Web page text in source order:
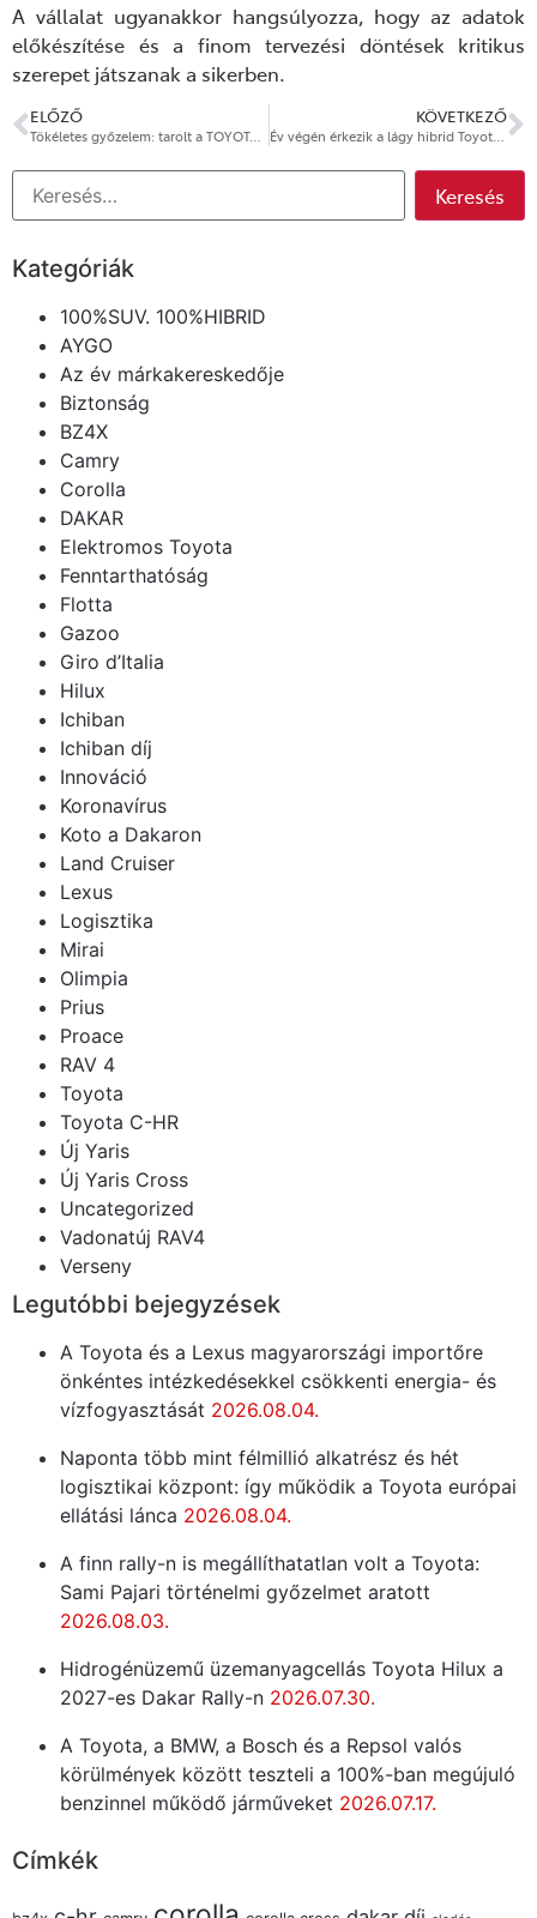
A vállalat ugyanakkor hangsúlyozza, hogy az adatok
előkészítése és a finom tervezési döntések kritikus
szerepet játszanak a sikerben.
ELŐZŐ
Tökéletes győzelem: tarolt a TOYOTA GAZOO Racing a Finn Ralin
KÖVETKEZŐ
Év végén érkezik a lágy hibrid Toyota Land Cruiser
Kategóriák
100%SUV. 100%HIBRID
AYGO
Az év márkakereskedője
Biztonság
BZ4X
Camry
Corolla
DAKAR
Elektromos Toyota
Fenntarthatóság
Flotta
Gazoo
Giro d’Italia
Hilux
Ichiban
Ichiban díj
Innováció
Koronavírus
Koto a Dakaron
Land Cruiser
Lexus
Logisztika
Mirai
Olimpia
Prius
Proace
RAV 4
Toyota
Toyota C-HR
Új Yaris
Új Yaris Cross
Uncategorized
Vadonatúj RAV4
Verseny
Legutóbbi bejegyzések
A Toyota és a Lexus magyarországi importőre
önkéntes intézkedésekkel csökkenti energia- és
vízfogyasztását 2026.08.04.
Naponta több mint félmillió alkatrész és hét
logisztikai központ: így működik a Toyota európai
ellátási lánca 2026.08.04.
A finn rally-n is megállíthatatlan volt a Toyota:
Sami Pajari történelmi győzelmet aratott
2026.08.03.
Hidrogénüzemű üzemanyagcellás Toyota Hilux a
2027-es Dakar Rally-n 2026.07.30.
A Toyota, a BMW, a Bosch és a Repsol valós
körülmények között teszteli a 100%-ban megújuló
benzinnel működő járműveket 2026.07.17.
Címkék